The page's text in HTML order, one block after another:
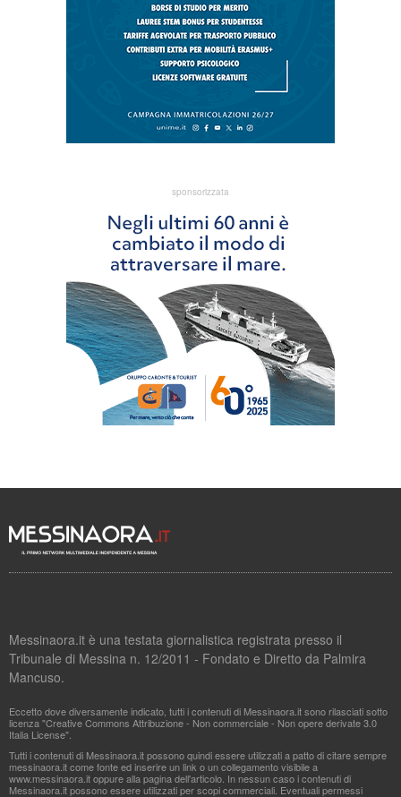
sponsorizzata
Messinaora.it è una testata giornalistica registrata presso il
Tribunale di Messina n. 12/2011 - Fondato e Diretto da Palmira
Mancuso.
Eccetto dove diversamente indicato, tutti i contenuti di Messinaora.it sono rilasciati sotto
licenza "Creative Commons Attribuzione - Non commerciale - Non opere derivate 3.0
Italia License".
Tutti i contenuti di Messinaora.it possono quindi essere utilizzati a patto di citare sempre
messinaora.it come fonte ed inserire un link o un collegamento visibile a
www.messinaora.it oppure alla pagina dell'articolo. In nessun caso i contenuti di
Messinaora.it possono essere utilizzati per scopi commerciali. Eventuali permessi